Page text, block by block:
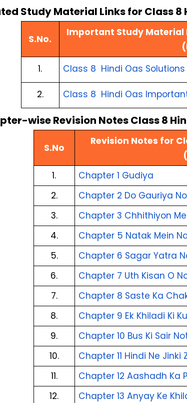
Study Material Links for Class
S.No.
Important Study Material
1.
Class 8 Hindi Oas Solutions
2. Class 8 Hindi Oas
wise Revision Notes Class 8
S.No
Revision Notes for
1.
Chapter 1 Gudiya
2.
Chapter 2 Do Gauriya
3.
Chapter 3 Chhithiyon
4.
Chapter 5 Natak Mein
5.
Chapter 6 Sagar Yatra
6.
Chapter 7 Uth Kisan O
7.
Chapter 8 Saste Ka
8.
Chapter 9 Ek Khiladi Ki
9.
Chapter 10 Bus Ki Sair
10.
Chapter 11 Hindi Ne
11.
Chapter 12 Aashadh Ka
12.
Chapter 13 Anyay Ke